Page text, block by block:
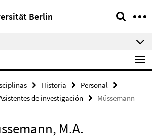
Berlin
Historia
Personal
de investigación Müssemann
M.A.